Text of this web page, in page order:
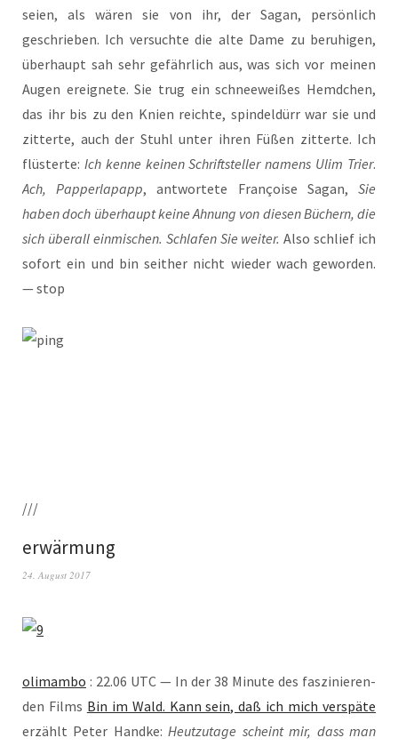
sei­en, als wären sie von ihr, der Sagan, per­sön­lich
geschrie­ben. Ich ver­such­te die alte Dame zu beru­hi­gen,
über­haupt sah sehr gefähr­lich aus, was sich vor mei­nen
Augen ereig­ne­te. Sie trug ein schnee­wei­ßes Hemd­chen,
das ihr bis zu den Knien reich­te, spin­del­dürr war sie und
zit­ter­te, auch der Stuhl unter ihren Füßen zit­ter­te. Ich
flüs­ter­te: Ich ken­ne kei­nen Schrift­stel­ler namens Ulim Trier.
Ach, Pap­per­la­papp, ant­wor­te­te Fran­çoi­se Sagan,Sie
haben doch über­haupt kei­ne Ahnung von die­sen Büchern, die
sich über­all ein­mi­schen. Schla­fen Sie wei­ter. Also schlief ich
sofort ein und bin seit­her nicht wie­der wach gewor­den.
— stop
///
erwärmung
24. August 2017
oli­mam­bo : 22.06 UTC — In der 38 Minu­te des fas­zi­nie­ren­
den Films Bin im Wald. Kann sein, daß ich mich ver­spä­te
erzählt Peter Hand­ke:Heut­zu­ta­ge scheint mir, dass man